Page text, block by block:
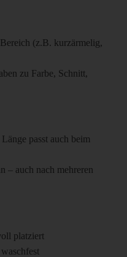
(z.B. kurzärmelig,
zu Farbe, Schnitt,
passt auch beim
– auch nach mehreren
platziert